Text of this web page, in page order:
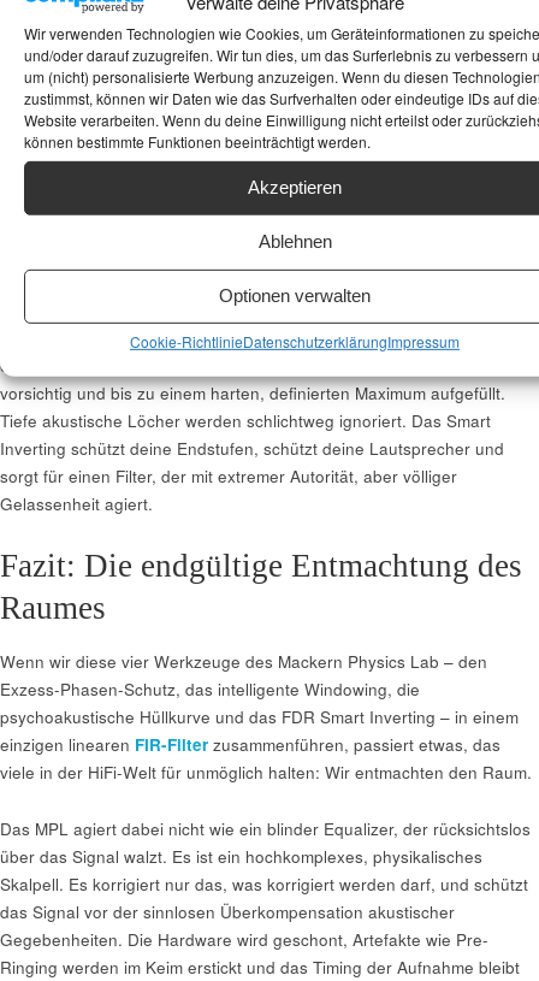
Wir verwenden Technologien wie Cookies, um Geräteinformationen zu
und/oder darauf zuzugreifen. Wir tun dies, um das Surferlebnis zu verbessern
um (nicht) personalisierte Werbung anzuzeigen. Wenn du diesen
zustimmst, können wir Daten wie das Surfverhalten oder eindeutige IDs auf
Website verarbeiten. Wenn du deine Einwilligung nicht erteilst oder
können bestimmte Funktionen beeinträchtigt werden.
Akzeptieren
Ablehnen
Optionen verwalten
Cookie-RichtlinieDatenschutzerklärungImpressum
Verstärker clippt, die Schwingspule deines Tieftöners schlägt an, und
im schlimmsten Fall hast du Elektroschrott produziert. Und das
Schlimmste: Es bringt akustisch gar nichts, weil die physikalische
Auslöschung im Raum die Energie ohnehin sofort wieder frisst
(akustisches Schwarzes Loch).
Invertierungsprozesses. Es analysiert die Zielkurve frequenzabhängig
(Frequency Dependent) und wendet ein schlaues Regelwerk
(Regularization) an. Das System weiß exakt: Spitzen (Peaks) dürfen
radikal beschnitten werden, denn Energie aus dem Raum zu nehmen,
entlastet die Technik. Aber Einbrüche (Dips) werden nur extrem
vorsichtig und bis zu einem harten, definierten Maximum aufgefüllt.
Tiefe akustische Löcher werden schlichtweg ignoriert. Das Smart
Inverting schützt deine Endstufen, schützt deine Lautsprecher und
sorgt für einen Filter, der mit extremer Autorität, aber völliger
Gelassenheit agiert.
Fazit: Die endgültige Entmachtung des
Raumes
Wenn wir diese vier Werkzeuge des Mackern Physics Lab – den
Exzess-Phasen-Schutz, das intelligente Windowing, die
psychoakustische Hüllkurve und das FDR Smart Inverting – in einem
einzigen linearen FIR-Filter zusammenführen, passiert etwas, das
viele in der HiFi-Welt für unmöglich halten: Wir entmachten den Raum.
Das MPL agiert dabei nicht wie ein blinder Equalizer, der rücksichtslos
über das Signal walzt. Es ist ein hochkomplexes, physikalisches
Skalpell. Es korrigiert nur das, was korrigiert werden darf, und schützt
das Signal vor der sinnlosen Überkompensation akustischer
Gegebenheiten. Die Hardware wird geschont, Artefakte wie Pre-
Ringing werden im Keim erstickt und das Timing der Aufnahme bleibt